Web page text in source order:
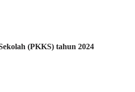
(PKKS) tahun 2024